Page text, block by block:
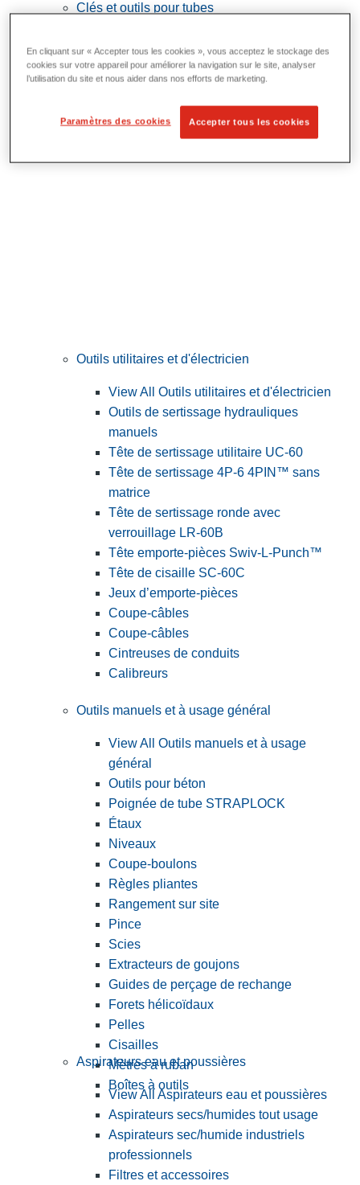
Clés et outils pour tubes
Clés
Cintrage et mise en forme
Préparation et découpe des tubes
Outils utilitaires et d'électricien
View All Outils utilitaires et d'électricien
Outils de sertissage hydrauliques
manuels
Tête de sertissage utilitaire UC-60
Tête de sertissage 4P-6 4PIN™ sans
matrice
Tête de sertissage ronde avec
verrouillage LR-60B
Tête emporte-pièces Swiv-L-Punch™
Tête de cisaille SC-60C
Jeux d’emporte-pièces
Coupe-câbles
Coupe-câbles
Cintreuses de conduits
Calibreurs
Outils manuels et à usage général
View All Outils manuels et à usage
général
Outils pour béton
Poignée de tube STRAPLOCK
Étaux
Niveaux
Coupe-boulons
Règles pliantes
Rangement sur site
Pince
Scies
Extracteurs de goujons
Guides de perçage de rechange
Forets hélicoïdaux
Pelles
Cisailles
Mètres à ruban
Boîtes à outils
Aspirateurs eau et poussières
View All Aspirateurs eau et poussières
Aspirateurs secs/humides tout usage
Aspirateurs sec/humide industriels
professionnels
Filtres et accessoires
En cliquant sur « Accepter tous les cookies », vous acceptez le stockage des
cookies sur votre appareil pour améliorer la navigation sur le site, analyser
l’utilisation du site et nous aider dans nos efforts de marketing.
Paramètres des cookies Accepter tous les cookies